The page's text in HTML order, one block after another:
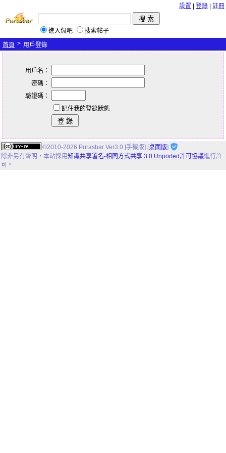
設置 登錄 註冊
進入侃吧
搜索帖子
首頁 > 用戶登錄
用戶名：
密碼：
驗證碼：
記住我的登錄狀態
©2010-2026 Purasbar Ver3.0 [手機版] [桌面版]
除非另有聲明， 本站採用知識共享署名-相同方式共享 3.0 Unported許可協議進行許
可。